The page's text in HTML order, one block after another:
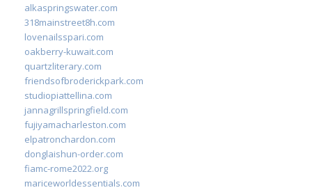
alkaspringswater.com
318mainstreet8h.com
lovenailsspari.com
oakberry-kuwait.com
quartzliterary.com
friendsofbroderickpark.com
studiopiattellina.com
jannagrillspringfield.com
fujiyamacharleston.com
elpatronchardon.com
donglaishun-order.com
fiamc-rome2022.org
mariceworldessentials.com